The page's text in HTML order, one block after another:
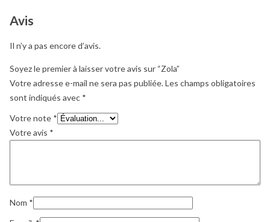
Avis
Il n’y a pas encore d’avis.
Soyez le premier à laisser votre avis sur “Zola”
Votre adresse e-mail ne sera pas publiée.Les champs obligatoires
sont indiqués avec *
Votre note *
Votre avis *
Nom *